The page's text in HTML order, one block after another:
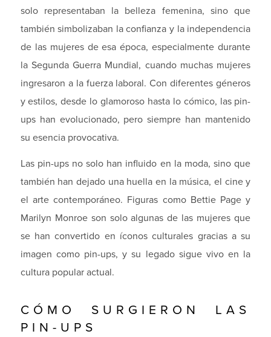
solo representaban la belleza femenina, sino que
también simbolizaban la confianza y la independencia
de las mujeres de esa época, especialmente durante
la Segunda Guerra Mundial, cuando muchas mujeres
ingresaron a la fuerza laboral. Con diferentes géneros
y estilos, desde lo glamoroso hasta lo cómico, las pin-
ups han evolucionado, pero siempre han mantenido
su esencia provocativa.
Las pin-ups no solo han influido en la moda, sino que
también han dejado una huella en la música, el cine y
el arte contemporáneo. Figuras como Bettie Page y
Marilyn Monroe son solo algunas de las mujeres que
se han convertido en íconos culturales gracias a su
imagen como pin-ups, y su legado sigue vivo en la
cultura popular actual.
CÓMO SURGIERON LAS
PIN-UPS